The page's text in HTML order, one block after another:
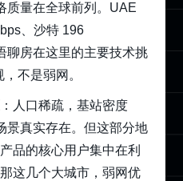
质量在全球前列。UAE
、沙特 196
聊房在这里的主要技术挑
不是弱网。
：人口稀疏，基站密度
景真实存在。但这部分地
品的核心用户集中在利
这几个大城市，弱网优